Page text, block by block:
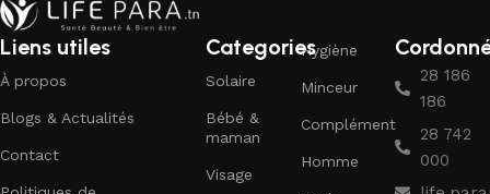
Liens utiles
À propos
Blogs & Actualités
Contact
Categories
Solaire
Bébé &
maman
Visage
Hygiène
Minceur
Complément
Homme
28 186
186
28 742
000